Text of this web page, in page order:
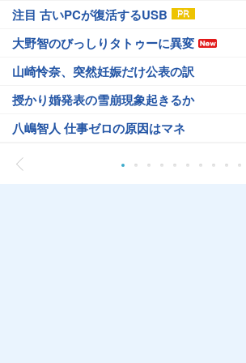
注目 古いPCが復活するUSB
大野智のびっしりタトゥーに異変
山崎怜奈、突然妊娠だけ公表の訳
授かり婚発表の雪崩現象起きるか
八嶋智人 仕事ゼロの原因はマネ